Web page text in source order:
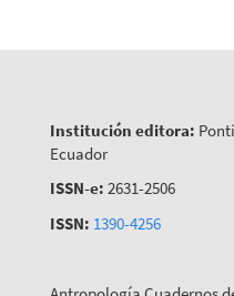
Institución editora:
Ecuador
ISSN-e: 2631-2506
ISSN: 1390-4256